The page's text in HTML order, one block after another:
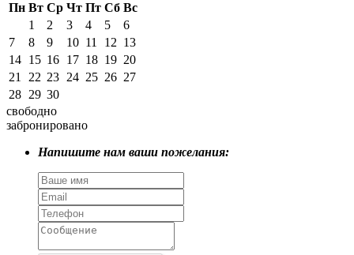
Пн Вт Ср Чт Пт Сб Вс
1
2 3 4 5
6
7
8 9 10 11 12 13
14 15 16 17 18 19 20
21
22 23 24 25 26 27
28 29 30
свободно
забронировано
Напишите нам ваши пожелания: